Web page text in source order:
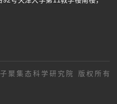
聚集态科学研究院 版权所有